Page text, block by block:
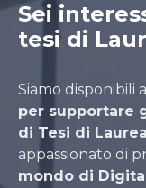
Sei
tesi di
Siamo disponibili
per supportare
di Tesi di
appassionato di
mondo di